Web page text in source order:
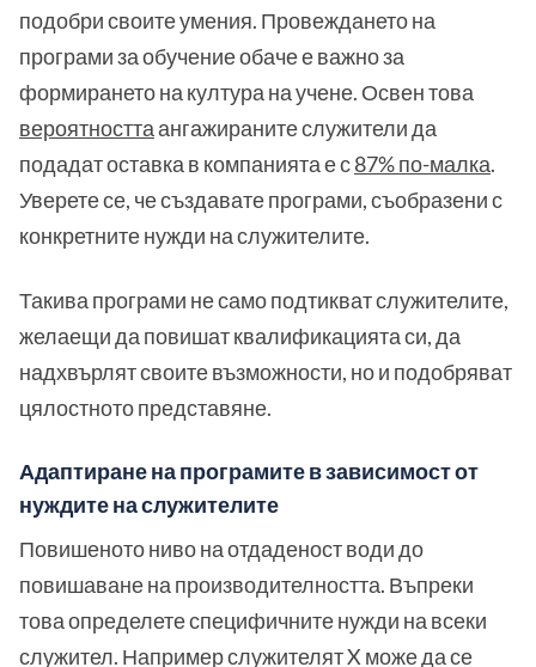
подобри своите умения. Провеждането на
програми за обучение обаче е важно за
формирането на култура на учене. Освен това
вероятносттаангажираните служители да
подадат оставка в компанията е с87% по-малка.
Уверете се, че създавате програми, съобразени с
конкретните нужди на служителите.
Такива програми не само подтикват служителите,
желаещи да повишат квалификацията си, да
надхвърлят своите възможности, но и подобряват
цялостното представяне.
Адаптиране на програмите в зависимост от
нуждите на служителите
Повишеното ниво на отдаденост води до
повишаване на производителността. Въпреки
това определете специфичните нужди на всеки
служител. Например служителят X може да се